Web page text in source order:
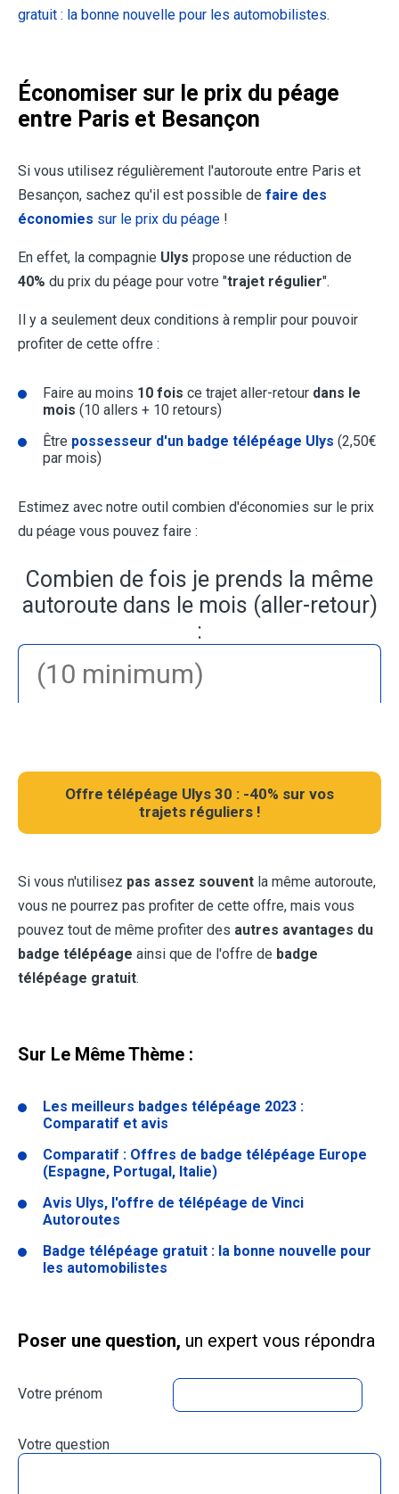
gratuit : la bonne nouvelle pour les automobilistes.
Économiser sur le prix du péage
entre Paris et Besançon
Si vous utilisez régulièrement l'autoroute entre Paris et
Besançon, sachez qu'il est possible de faire des
économies sur le prix du péage !
En effet, la compagnie Ulys propose une réduction de
40% du prix du péage pour votre "trajet régulier".
Il y a seulement deux conditions à remplir pour pouvoir
profiter de cette offre :
Faire au moins 10 fois ce trajet aller-retour dans le
mois (10 allers + 10 retours)
Être possesseur d'un badge télépéage Ulys (2,50€
par mois)
Estimez avec notre outil combien d'économies sur le prix
du péage vous pouvez faire :
Combien de fois je prends la même
autoroute dans le mois (aller-retour)
:
Offre télépéage Ulys 30 : -40% sur vos
trajets réguliers !
Si vous n'utilisez pas assez souvent la même autoroute,
vous ne pourrez pas profiter de cette offre, mais vous
pouvez tout de même profiter des autres avantages du
badge télépéage ainsi que de l'offre de badge
télépéage gratuit.
Sur Le Même Thème :
Les meilleurs badges télépéage 2023 :
Comparatif et avis
Comparatif : Offres de badge télépéage Europe
(Espagne, Portugal, Italie)
Avis Ulys, l'offre de télépéage de Vinci
Autoroutes
Badge télépéage gratuit : la bonne nouvelle pour
les automobilistes
Poser une question, un expert vous répondra
Votre prénom
Votre question